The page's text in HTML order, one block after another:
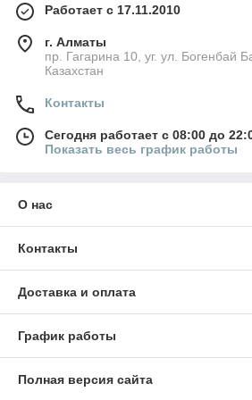
Работает с 17.11.2010
г. Алматы
пр. Гагарина 10, уг. ул. Богенбай
Казахстан
Контакты
Сегодня работает с 08:00 до
Показать весь график работы
О нас
Контакты
Доставка и оплата
График работы
Полная версия сайта